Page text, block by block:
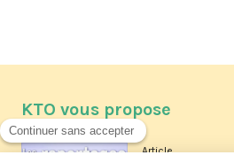
KTO vous propose
Article